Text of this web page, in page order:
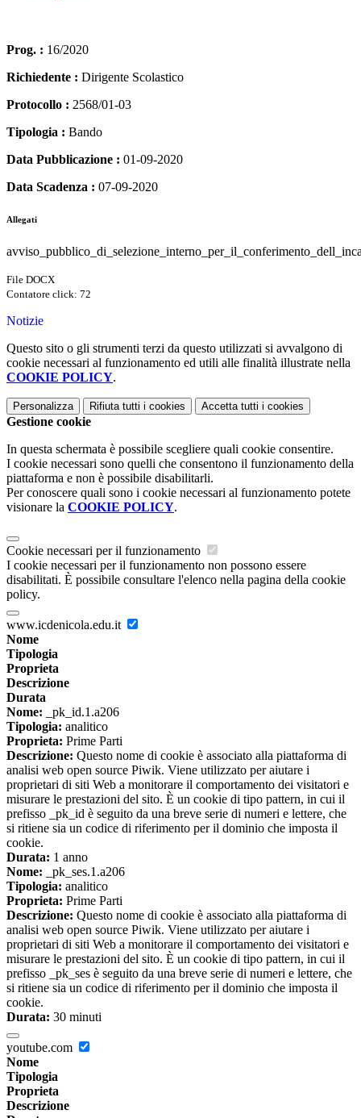
Prog. : 16/2020
Richiedente : Dirigente Scolastico
Protocollo : 2568/01-03
Tipologia : Bando
Data Pubblicazione : 01-09-2020
Data Scadenza : 07-09-2020
Allegati
File DOCX
Contatore click: 72
Notizie
Questo sito o gli strumenti terzi da questo utilizzati si avvalgono di
cookie necessari al funzionamento ed utili alle finalità illustrate nella
COOKIE POLICY.
Personalizza Rifiuta tutti i cookies Accetta tutti i cookies
Gestione cookie
In questa schermata è possibile scegliere quali cookie consentire.
I cookie necessari sono quelli che consentono il funzionamento della
piattaforma e non è possibile disabilitarli.
Per conoscere quali sono i cookie necessari al funzionamento potete
visionare la COOKIE POLICY.
Cookie necessari per il funzionamento
I cookie necessari per il funzionamento non possono essere
disabilitati. È possibile consultare l'elenco nella pagina della cookie
policy.
www.icdenicola.edu.it
Nome
Tipologia
Proprieta
Descrizione
Durata
Nome: _pk_id.1.a206
Tipologia: analitico
Proprieta: Prime Parti
Descrizione: Questo nome di cookie è associato alla piattaforma di
analisi web open source Piwik. Viene utilizzato per aiutare i
proprietari di siti Web a monitorare il comportamento dei visitatori e
misurare le prestazioni del sito. È un cookie di tipo pattern, in cui il
prefisso _pk_id è seguito da una breve serie di numeri e lettere, che
si ritiene sia un codice di riferimento per il dominio che imposta il
cookie.
Durata: 1 anno
Nome: _pk_ses.1.a206
Tipologia: analitico
Proprieta: Prime Parti
Descrizione: Questo nome di cookie è associato alla piattaforma di
analisi web open source Piwik. Viene utilizzato per aiutare i
proprietari di siti Web a monitorare il comportamento dei visitatori e
misurare le prestazioni del sito. È un cookie di tipo pattern, in cui il
prefisso _pk_ses è seguito da una breve serie di numeri e lettere, che
si ritiene sia un codice di riferimento per il dominio che imposta il
cookie.
Durata: 30 minuti
youtube.com
Nome
Tipologia
Proprieta
Descrizione